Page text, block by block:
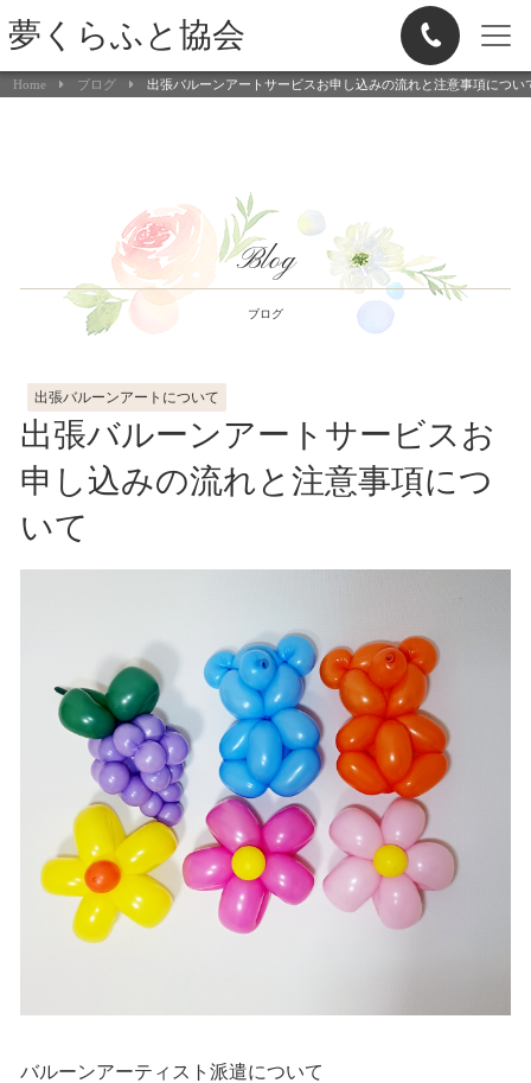
夢くらふと協会
Home ブログ 出張バルーンアートサービスお申し込みの流れと注意事項につい
Blog
ブログ
出張バルーンアートについて
出張バルーンアートサービスお
申し込みの流れと注意事項につ
いて
バルーンアーティスト派遣について